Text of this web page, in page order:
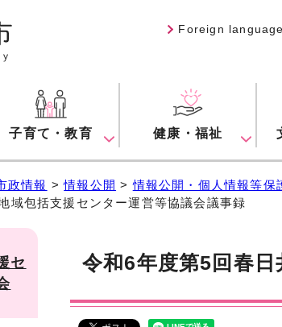
Foreign language
子育て・教育 健康・福祉
政情報 >情報公開 >情報公開・個人情報等保
域包括支援センター運営等協議会議事録
令和6年度第5回春
セ